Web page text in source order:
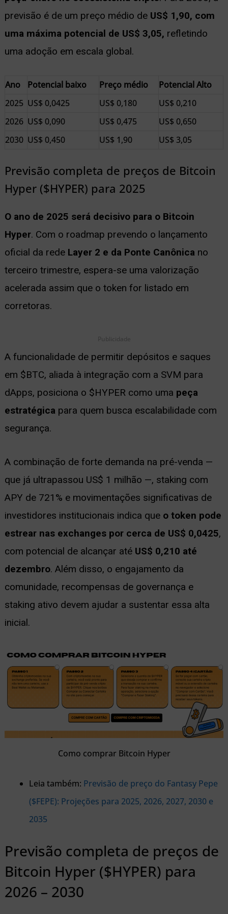
previsão é de um preço médio de US$ 1,90, com
uma máxima potencial de US$ 3,05, refletindo
uma adoção em escala global.
Ano Potencial baixo Preço médio
Potencial Alto
2025 US$ 0,0425 US$ 0,180
US$ 0,210
2026 US$ 0,090 US$ 0,475
US$ 0,650
2030 US$ 0,450 US$ 1,90 US$ 3,05
Previsão completa de preços de Bitcoin
Hyper ($HYPER) para 2025
O ano de 2025 será decisivo para o Bitcoin
Hyper. Com o roadmap prevendo o lançamento
oficial da rede Layer 2 e da Ponte Canônica no
terceiro trimestre, espera-se uma valorização
acelerada assim que o token for listado em
corretoras.
Publicidade
A funcionalidade de permitir depósitos e saques
em $BTC, aliada à integração com a SVM para
dApps, posiciona o $HYPER como uma peça
estratégica para quem busca escalabilidade com
segurança.
A combinação de forte demanda na pré-venda —
que já ultrapassou US$ 1 milhão —, staking com
APY de 721% e movimentações significativas de
investidores institucionais indica que o token pode
estrear nas exchanges por cerca de US$ 0,0425,
com potencial de alcançar até US$ 0,210 até
dezembro. Além disso, o engajamento da
comunidade, recompensas de governança e
staking ativo devem ajudar a sustentar essa alta
inicial.
Como comprar Bitcoin Hyper
Leia também: Previsão de preço do Fantasy Pepe
($FEPE): Projeções para 2025, 2026, 2027, 2030 e
2035
Previsão completa de preços de
Bitcoin Hyper ($HYPER) para
2026 – 2030